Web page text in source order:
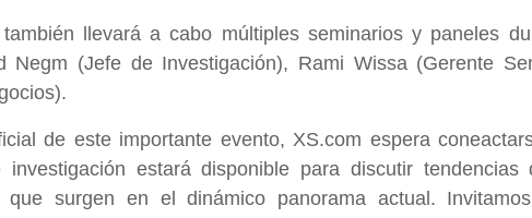
llevará a cabo múltiples seminarios y paneles
Negm (Jefe de Investigación), Rami Wissa (Gerente
de este importante evento, XS.com espera
estará disponible para discutir
que surgen en el dinámico panorama actual.